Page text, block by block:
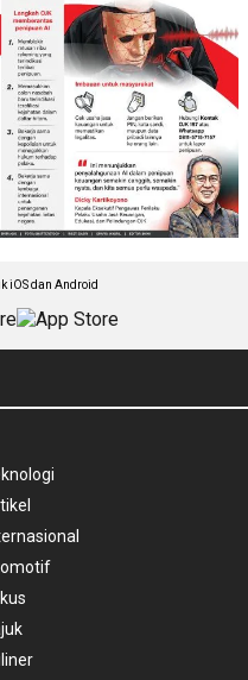
iOS dan Android